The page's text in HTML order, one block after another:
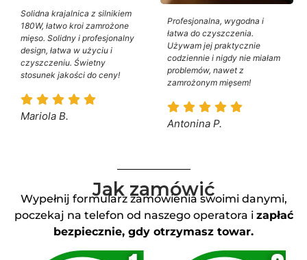
Solidna krajalnica z silnikiem
180W, łatwo kroi zamrożone
mięso. Solidny i profesjonalny
design, łatwa w użyciu i
czyszczeniu. Świetny
stosunek jakości do ceny!
Mariola B.
Profesjonalna, wygodna i
łatwa do czyszczenia.
Używam jej praktycznie
codziennie i nigdy nie miałam
problemów, nawet z
zamrożonym mięsem!
Antonina P.
Jak zamówić
Wypełnij formularz zamówienia swoimi danymi,
poczekaj na telefon od naszego operatora i zapłać
bezpiecznie, gdy otrzymasz towar.